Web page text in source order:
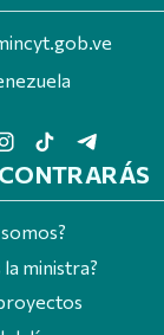
la ministra?